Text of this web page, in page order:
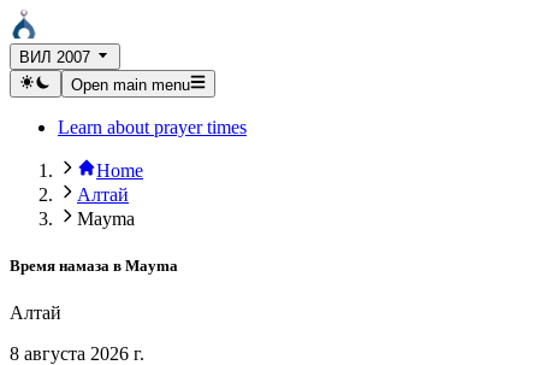
ВИЛ 2007
Open main menu
Learn about prayer times
Home
Алтай
Mayma
Время намаза в Mayma
Алтай
8 августа 2026 г.